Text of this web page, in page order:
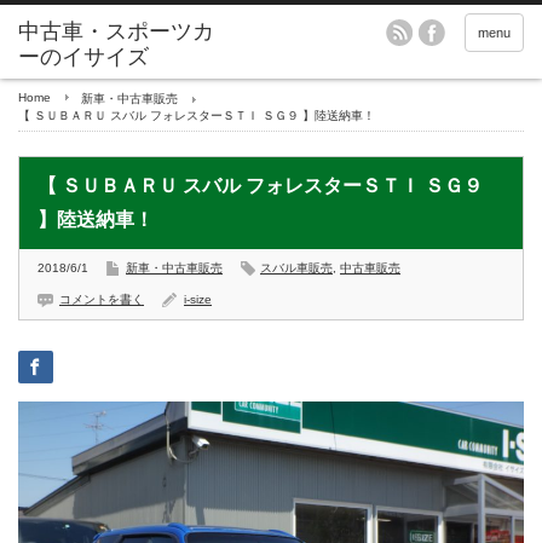
menu
Home
新車・中古車販売
【 ＳＵＢＡＲＵ スバル フォレスターＳＴＩ ＳＧ９ 】陸送納車！
【 ＳＵＢＡＲＵ スバル フォレスターＳＴＩ ＳＧ９
】陸送納車！
2018/6/1 新車・中古車販売 スバル車販売 中古車販売
コメントを書く i-size